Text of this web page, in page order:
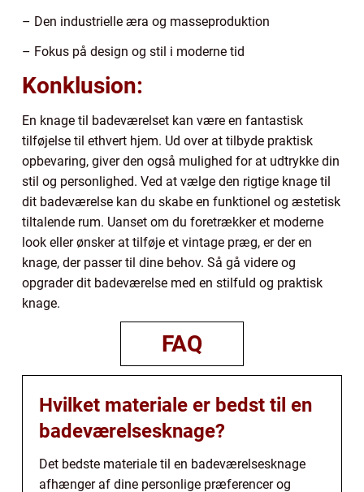
– Den industrielle æra og masseproduktion
– Fokus på design og stil i moderne tid
Konklusion:
En knage til badeværelset kan være en fantastisk
tilføjelse til ethvert hjem. Ud over at tilbyde praktisk
opbevaring, giver den også mulighed for at udtrykke din
stil og personlighed. Ved at vælge den rigtige knage til
dit badeværelse kan du skabe en funktionel og æstetisk
tiltalende rum. Uanset om du foretrækker et moderne
look eller ønsker at tilføje et vintage præg, er der en
knage, der passer til dine behov. Så gå videre og
opgrader dit badeværelse med en stilfuld og praktisk
knage.
FAQ
Hvilket materiale er bedst til en
badeværelsesknage?
Det bedste materiale til en badeværelsesknage
afhænger af dine personlige præferencer og